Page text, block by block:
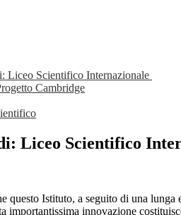
Liceo Scientifico Internazionale
Cambridge
Liceo Scientifico
questo Istituto, a seguito di una
importantissima innovazione